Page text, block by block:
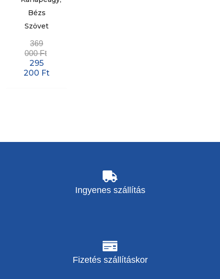
Bézs
Szövet
369
000Ft
295
200 Ft
Ingyenes szállítás
Fizetés szállításkor